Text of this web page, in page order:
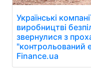
Українські
виробництві
звернулися з
"контрольований
Finance.ua